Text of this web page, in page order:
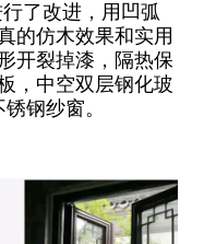
了改进，用凹弧
的仿木效果和实用
开裂掉漆，隔热保
，中空双层钢化玻
钢纱窗。